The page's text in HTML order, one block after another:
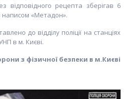
відповідного рецепта зберігав 6
написом «Метадон».
до відділу поліції на станціях
в м. Києві.
з фізичної безпеки в м.Києві